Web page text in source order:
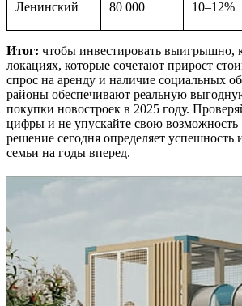
Ленинский 80 000 10–12%
Итог: чтобы инвестировать выигрышно,
локациях, которые сочетают прирост
спрос на аренду и наличие социальных
районы обеспечивают реальную
покупки новостроек в 2025 году.
цифры и не упускайте свою
решение сегодня определяет успешность
семьи на годы вперед.